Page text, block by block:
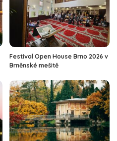
Festival Open House Brno 2026 v
Brněnské mešitě